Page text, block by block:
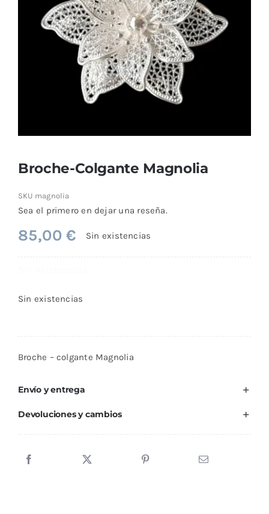
Comprar
Broche-Colgante Magnolia
SKU magnolia
Sea el primero en dejar una reseña.
85,00€ Sin existencias
Sin existencias
Broche – colgante Magnolia
Envío y entrega
Devoluciones y cambios